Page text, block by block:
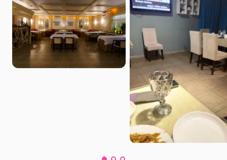
стойка,танцпол,закрытие под
банкет,кулинария) , Детское меню ,
Пандус Ресторан , доставка еды и
обедов , банкетный зал